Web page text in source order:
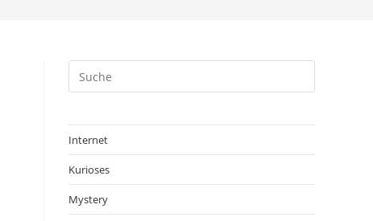
Internet
Kurioses
Mystery